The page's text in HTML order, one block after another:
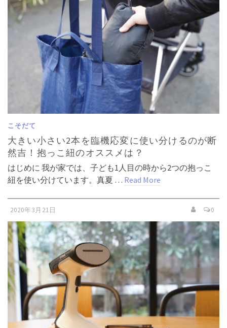
こそだて
大きい小さい2本を臨機応変に使い分けるのが断
然吉！抱っこ紐のオススメは？
はじめに 我が家では、子ども1人目の時から2つの抱っこ
紐を使い分けています。真夏 … Read More
2020年3月21日 0